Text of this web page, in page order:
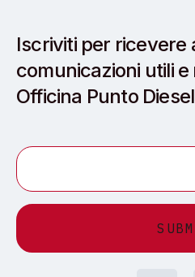
Iscriviti per ricevere
comunicazioni utili
Officina Punto